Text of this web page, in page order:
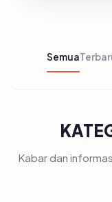
Semua
Kabar dan